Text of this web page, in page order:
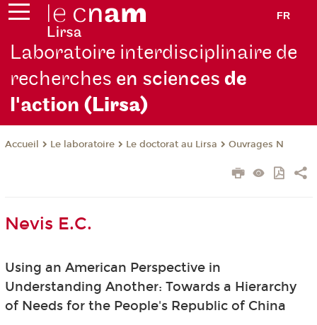
FR
Laboratoire interdisciplinaire de
recherches en sciencesde
l'action (Lirsa)
Accueil Le laboratoire Le doctorat au Lirsa Ouvrages N
Nevis E.C.
Using an American Perspective in
Understanding Another: Towards a Hierarchy
of Needs for the People's Republic of China